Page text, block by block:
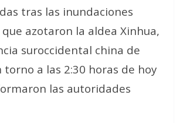
tras las inundaciones
azotaron la aldea Xinhua,
suroccidental china de
torno a las 2:30 horas de hoy
las autoridades